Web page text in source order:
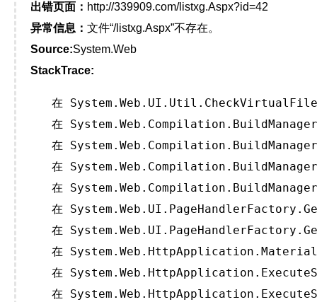
出错页面： http://339909.com/listxg.Aspx?id=42
异常信息： 文件“/listxg.Aspx”不存在。
Source:System.Web
StackTrace:
在
在
在
在
在
在
在
在
在
在